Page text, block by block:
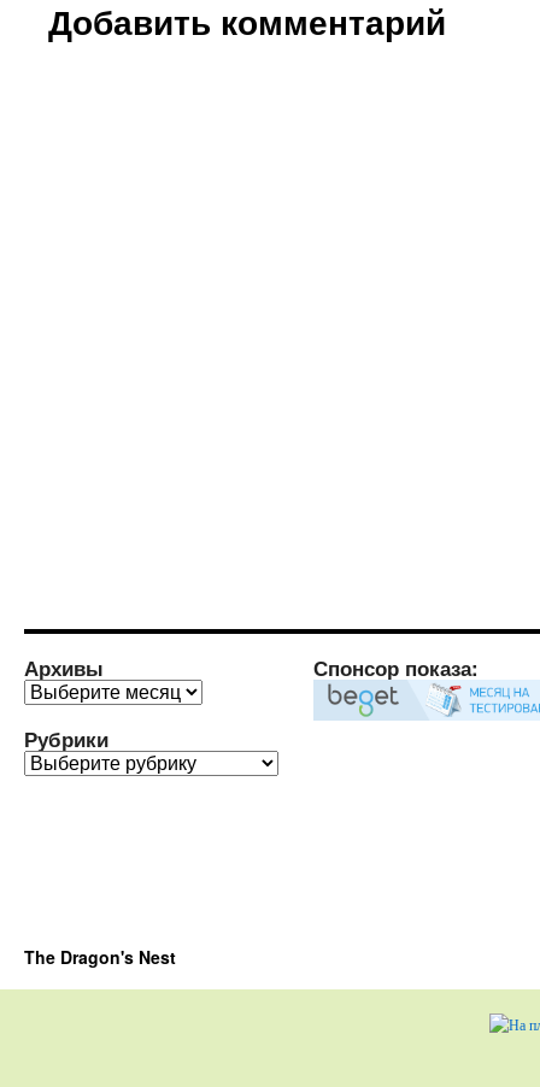
Добавить комментарий
Архивы
Архивы
Рубрики
Рубрики
Спонсор показа:
The Dragon's Nest